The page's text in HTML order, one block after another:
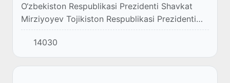
O‘zbekiston Respublikasi Prezidenti Shavkat
Mirziyoyev Tojikiston Respublikasi Prezidenti
Emomali Rahmonning taklifiga binoan 15
sentyabr kuni Orolni qutqarish xalqaro
jamg‘armasi...
14030